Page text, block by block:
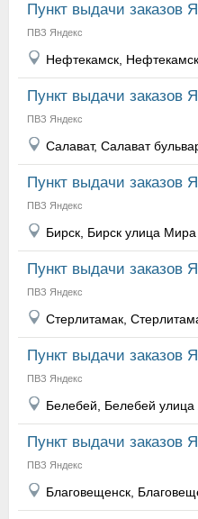
Пункт выдачи заказов
ПВЗ Яндекс
Нефтекамск,
Пункт выдачи заказов
ПВЗ Яндекс
Салават, Салават
Пункт выдачи заказов
ПВЗ Яндекс
Бирск, Бирск улица
Пункт выдачи заказов
ПВЗ Яндекс
Стерлитамак,
Пункт выдачи заказов
ПВЗ Яндекс
Белебей, Белебей
Пункт выдачи заказов
ПВЗ Яндекс
Благовещенск,